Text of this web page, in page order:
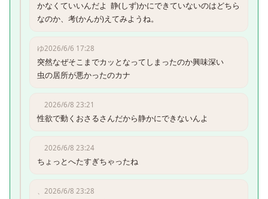
かなくていいんだよ  静(しず)かにできていないのはどちら
なのか、考(かんが)えてみようね。
ゆ2026/6/6 17:28
突然なぜそこまでカッとなってしまったのか興味深い
虫の居所が悪かったのカナ
2026/6/8 23:21
性欲で動くおさるさんだから静かにできないんよ
2026/6/8 23:24
ちょっとへたすぎちゃったね
、 2026/6/8 23:28